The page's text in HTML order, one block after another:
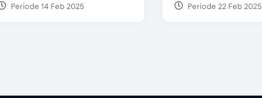
Periode 14 Feb 2025 Periode 22 Feb 2025